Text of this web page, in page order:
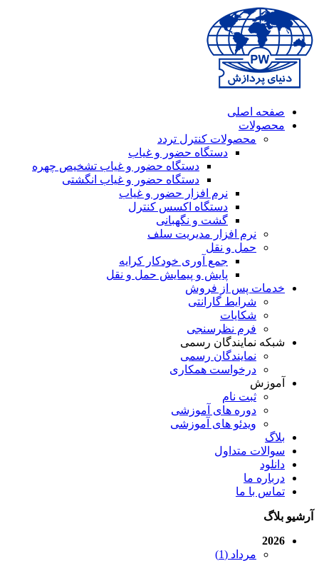
صفحه اصلی
محصولات
محصولات کنترل تردد
دستگاه حضور و غیاب
دستگاه حضور و غیاب تشخیص چهره
دستگاه حضور و غیاب انگشتی
نرم افزار حضور و غیاب
دستگاه اکسس کنترل
گشت و نگهبانی
نرم افزار مدیریت سلف
حمل و نقل
جمع آوری خودکار کرایه
پایش و پیمایش حمل و نقل
خدمات پس از فروش
شرایط گارانتی
شکایات
فرم نظرسنجی
شبکه نمایندگان رسمی
نمایندگان رسمی
درخواست همکاری
آموزش
ثبت نام
دوره های آموزشی
ویدئو های آموزشی
بلاگ
سوالات متداول
دانلود
درباره ما
تماس با ما
آرشیو بلاگ
2026
مرداد (1)